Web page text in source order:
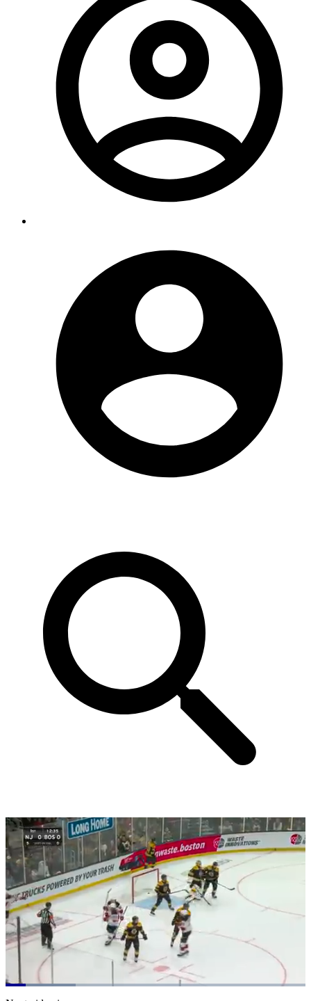
Loaded:
23.46%